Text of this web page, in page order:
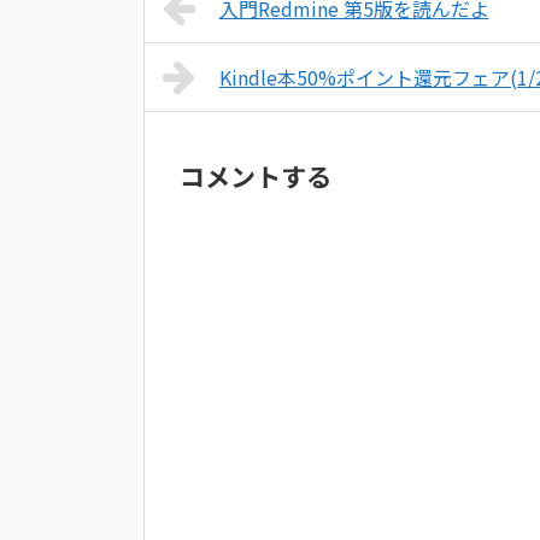
入門Redmine 第5版を読んだよ
Kindle本50%ポイント還元フェア
コメントする